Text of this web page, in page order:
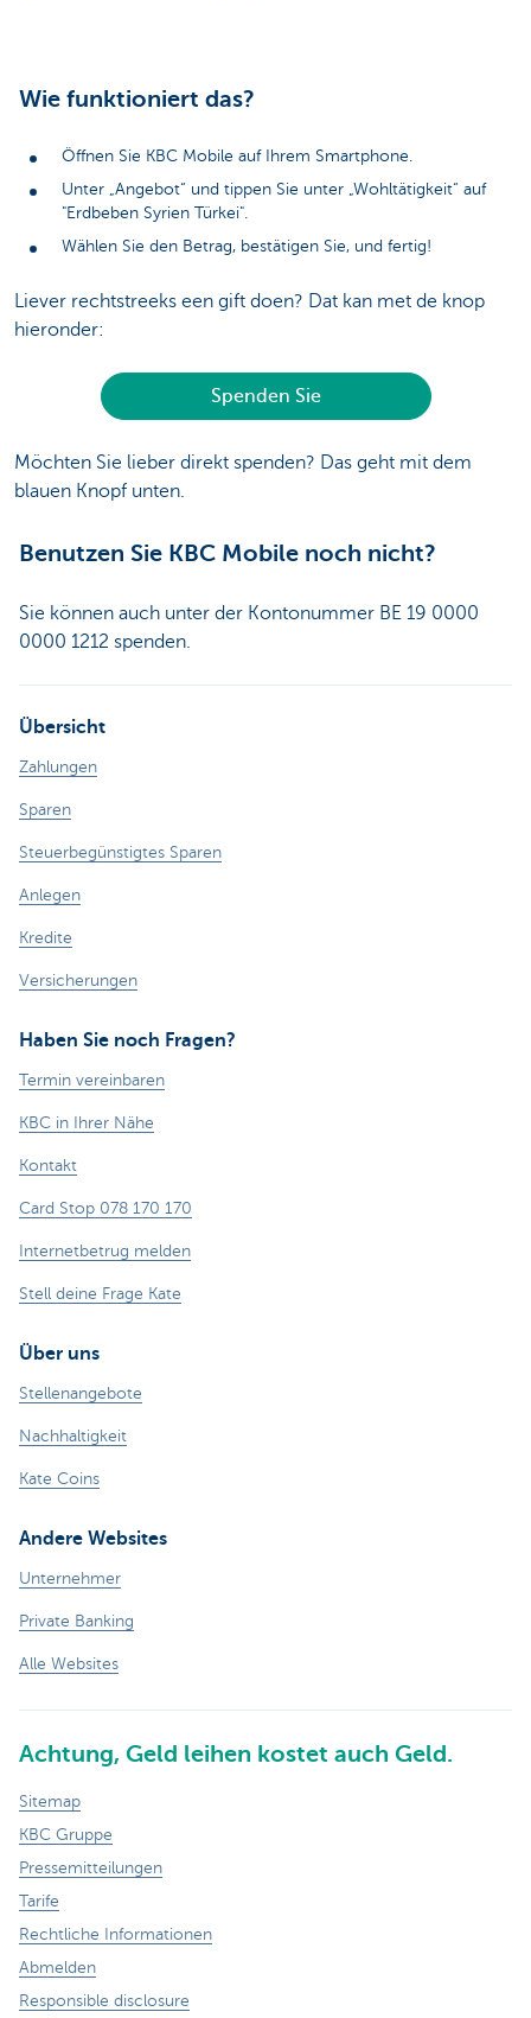
Wie funktioniert das?
Öffnen Sie KBC Mobile auf Ihrem Smartphone.
Unter „Angebot“ und tippen Sie unter „Wohltätigkeit“ auf
"Erdbeben Syrien Türkei".
Wählen Sie den Betrag, bestätigen Sie, und fertig!
Liever rechtstreeks een gift doen? Dat kan met de knop
hieronder:
Spenden Sie
Möchten Sie lieber direkt spenden? Das geht mit dem
blauen Knopf unten.
Benutzen Sie KBC Mobile noch nicht?
Sie können auch unter der Kontonummer BE 19 0000
0000 1212 spenden.
Übersicht
Zahlungen
Sparen
Steuerbegünstigtes Sparen
Anlegen
Kredite
Versicherungen
Haben Sie noch Fragen?
Termin vereinbaren
KBC in Ihrer Nähe
Kontakt
Card Stop 078 170 170
Internetbetrug melden
Stell deine Frage Kate
Über uns
Stellenangebote
Nachhaltigkeit
Kate Coins
Andere Websites
Unternehmer
Private Banking
Alle Websites
Achtung, Geld leihen kostet auch Geld.
Sitemap
KBC Gruppe
Pressemitteilungen
Tarife
Rechtliche Informationen
Abmelden
Responsible disclosure